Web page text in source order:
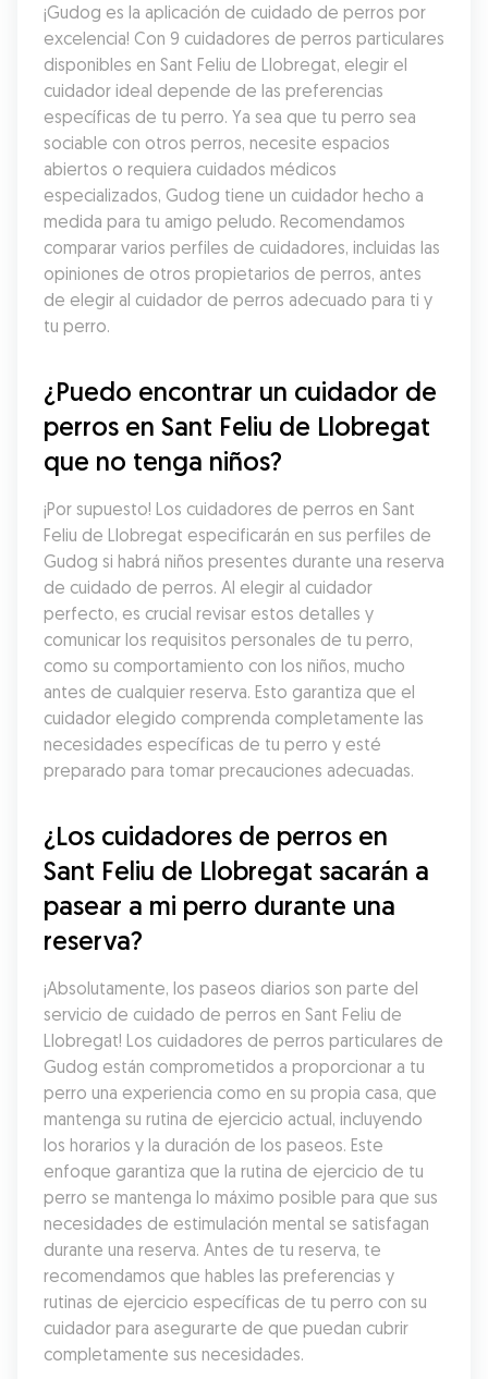
¡Gudog es la aplicación de cuidado de perros por
excelencia! Con 9 cuidadores de perros particulares
disponibles en Sant Feliu de Llobregat, elegir el
cuidador ideal depende de las preferencias
específicas de tu perro. Ya sea que tu perro sea
sociable con otros perros, necesite espacios
abiertos o requiera cuidados médicos
especializados, Gudog tiene un cuidador hecho a
medida para tu amigo peludo. Recomendamos
comparar varios perfiles de cuidadores, incluidas las
opiniones de otros propietarios de perros, antes
de elegir al cuidador de perros adecuado para ti y
tu perro.
¿Puedo encontrar un cuidador de
perros en Sant Feliu de Llobregat
que no tenga niños?
¡Por supuesto! Los cuidadores de perros en Sant
Feliu de Llobregat especificarán en sus perfiles de
Gudog si habrá niños presentes durante una reserva
de cuidado de perros. Al elegir al cuidador
perfecto, es crucial revisar estos detalles y
comunicar los requisitos personales de tu perro,
como su comportamiento con los niños, mucho
antes de cualquier reserva. Esto garantiza que el
cuidador elegido comprenda completamente las
necesidades específicas de tu perro y esté
preparado para tomar precauciones adecuadas.
¿Los cuidadores de perros en
Sant Feliu de Llobregat sacarán a
pasear a mi perro durante una
reserva?
¡Absolutamente, los paseos diarios son parte del
servicio de cuidado de perros en Sant Feliu de
Llobregat! Los cuidadores de perros particulares de
Gudog están comprometidos a proporcionar a tu
perro una experiencia como en su propia casa, que
mantenga su rutina de ejercicio actual, incluyendo
los horarios y la duración de los paseos. Este
enfoque garantiza que la rutina de ejercicio de tu
perro se mantenga lo máximo posible para que sus
necesidades de estimulación mental se satisfagan
durante una reserva. Antes de tu reserva, te
recomendamos que hables las preferencias y
rutinas de ejercicio específicas de tu perro con su
cuidador para asegurarte de que puedan cubrir
completamente sus necesidades.